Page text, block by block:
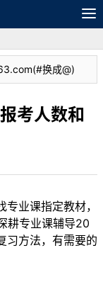
换成@)
考人数和
业课指定教材，
耕专业课辅导20
习方法，有需要的